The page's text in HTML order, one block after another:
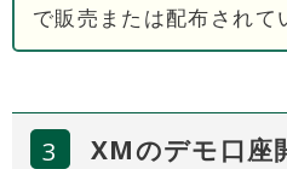
で販売または配布されて
XMのデモ口座